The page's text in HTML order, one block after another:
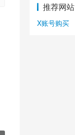
推荐网站
X账号购买